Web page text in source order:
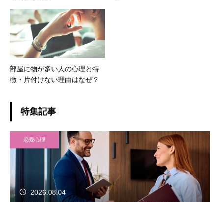
部屋に物が多い人の心理と特
徴・片付けない理由はなぜ？
特集記事
恋愛心理
2026.08.04